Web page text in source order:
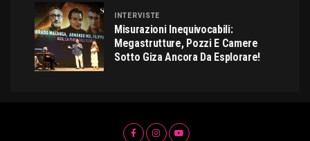
INTERVISTE
Misurazioni Inequivocabili:
Megastrutture, Pozzi E Camere
Sotto Giza Ancora Da Esplorare!